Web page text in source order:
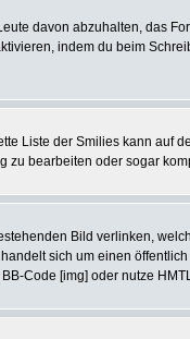
davon abzuhalten, das
indem du beim
Liste der Smilies kann auf
zu bearbeiten oder sogar
Bild verlinken,
sich um einen
Code [img] oder nutze